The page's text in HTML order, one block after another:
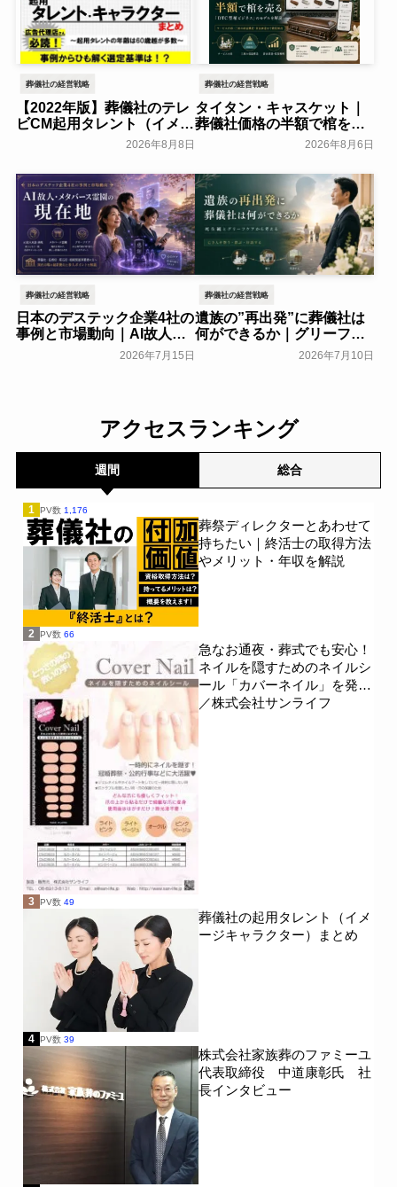
葬儀社の経営戦略
【2022年版】葬儀社のテレ
ビCM起用タレント（イメー
ジキャラクター）まとめ
2026年8月8日
葬儀社の経営戦略
タイタン・キャスケット｜
葬儀社価格の半額で棺を売
る「DTC型棺ビジネス」の
2026年8月6日
葬儀社の経営戦略
日本のデステック企業4社の
事例と市場動向｜AI故人・
メタバース霊園の現在地
2026年7月15日
葬儀社の経営戦略
遺族の”再出発”に葬儀社は
何ができるか｜グリーフケ
アから読み解く故人との向
2026年7月10日
アクセスランキング
週間 総合
1 PV数 1,176
葬祭ディレクターとあわせて
持ちたい｜終活士の取得方法
やメリット・年収を解説
2 PV数 66
急なお通夜・葬式でも安心！
ネイルを隠すためのネイルシ
ール「カバーネイル」を発売
／株式会社サンライフ
3 PV数 49
葬儀社の起用タレント（イメ
ージキャラクター）まとめ
4 PV数 39
株式会社家族葬のファミーユ
代表取締役 中道康彰氏 社
長インタビュー